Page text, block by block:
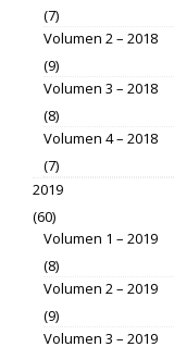
(7)
Volumen 2 – 2018
(9)
Volumen 3 – 2018
(8)
Volumen 4 – 2018
(7)
2019
(60)
Volumen 1 – 2019
(8)
Volumen 2 – 2019
(9)
Volumen 3 – 2019